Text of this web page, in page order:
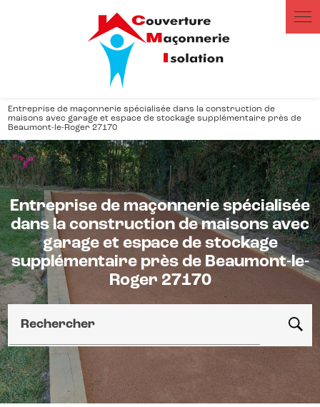
Entreprise de maçonnerie spécialisée dans la construction de
maisons avec garage et espace de stockage supplémentaire près de
Beaumont-le-Roger 27170
Entreprise de maçonnerie spécialisée
dans la construction de maisons avec
garage et espace de stockage
supplémentaire près de Beaumont-le-
Roger 27170
Rechercher